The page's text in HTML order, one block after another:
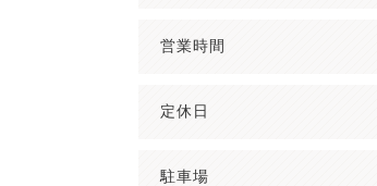
営業時間
定休日
駐車場